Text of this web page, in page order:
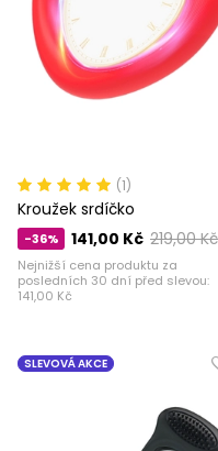
(1)
Kroužek srdíčko
-36% 219,00 Kč
141,00 Kč
Nejnižší cena produktu za
posledních 30 dní před slevou:
141,00 Kč
SLEVOVÁ AKCE